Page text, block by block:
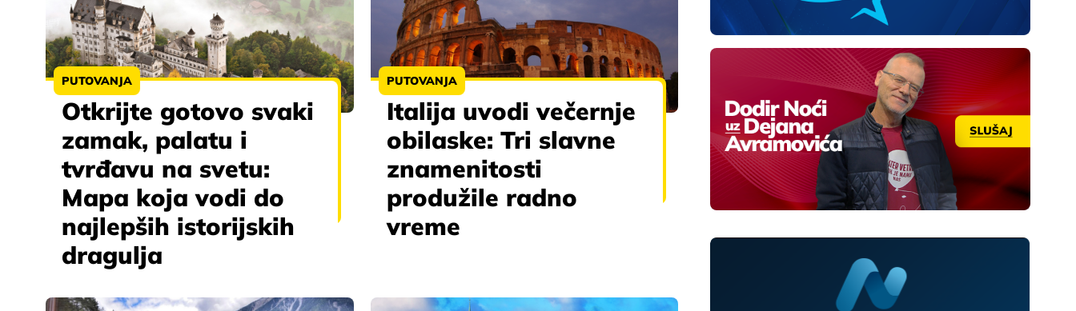
PUTOVANJA
Otkrijte gotovo svaki
zamak, palatu i
tvrđavu na svetu:
Mapa koja vodi do
najlepših istorijskih
dragulja
PUTOVANJA
Italija uvodi večernje
obilaske: Tri slavne
znamenitosti
produžile radno
vreme